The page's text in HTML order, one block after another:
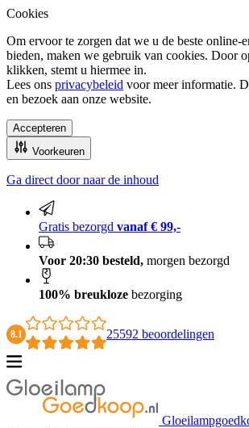
Cookies
Om ervoor te zorgen dat we u de beste online-
bieden, maken we gebruik van cookies. Door
klikken, stemt u hiermee in.
Lees ons privacybeleid voor meer informatie.
en bezoek aan onze website.
Accepteren
Voorkeuren
100% breukloze bezorging
Ga direct door naar de inhoud
Gratis bezorgd vanaf € 99,-
Voor 20:30 besteld, morgen bezorgd
100% breukloze bezorging
8.1 25592 beoordelingen